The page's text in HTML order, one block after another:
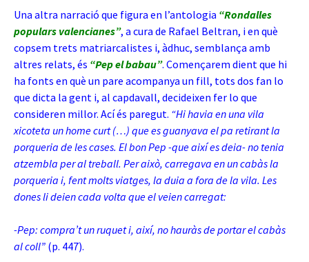
Una altra narració que figura en l’antologia “Rondalles
populars valencianes”, a cura de Rafael Beltran, i en què
copsem trets matriarcalistes i, àdhuc, semblança amb
altres relats, és “Pep el babau”. Començarem dient que hi
ha fonts en què un pare acompanya un fill, tots dos fan lo
que dicta la gent i, al capdavall, decideixen fer lo que
consideren millor. Ací és paregut. “Hi havia en una vila
xicoteta un home curt (…) que es guanyava el pa retirant la
porqueria de les cases. El bon Pep -que així es deia- no tenia
atzembla per al treball. Per això, carregava en un cabàs la
porqueria i, fent molts viatges, la duia a fora de la vila. Les
dones li deien cada volta que el veien carregat:
-Pep: compra’t un ruquet i, així, no hauràs de portar el cabàs
al coll” (p. 447).